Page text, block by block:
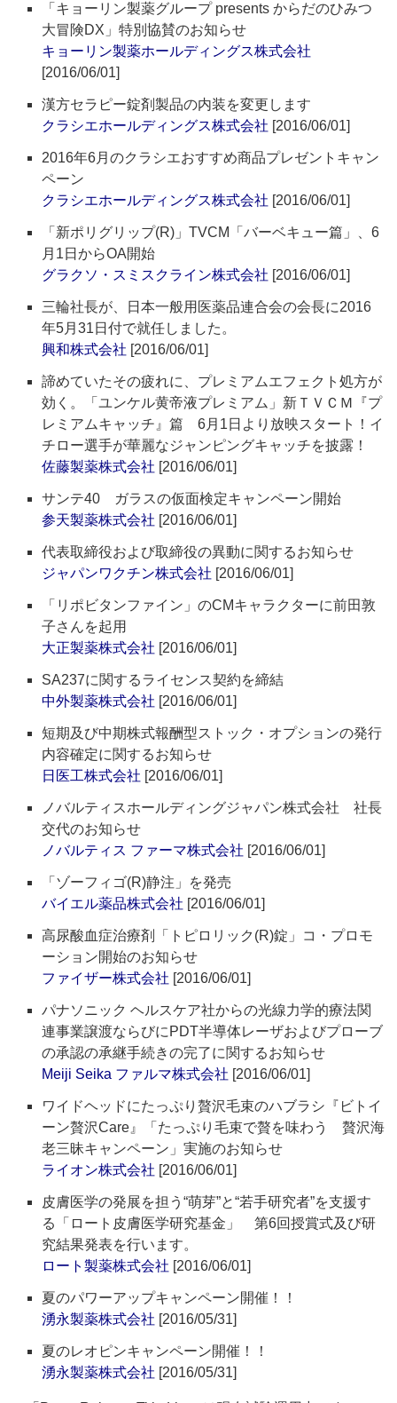
「キョーリン製薬グループ presents からだのひみつ
大冒険DX」特別協賛のお知らせ
キョーリン製薬ホールディングス株式会社
[2016/06/01]
漢方セラピー錠剤製品の内装を変更します
クラシエホールディングス株式会社 [2016/06/01]
2016年6月のクラシエおすすめ商品プレゼントキャン
ペーン
クラシエホールディングス株式会社 [2016/06/01]
「新ポリグリップ(R)」TVCM「バーベキュー篇」、6
月1日からOA開始
グラクソ・スミスクライン株式会社 [2016/06/01]
三輪社長が、日本一般用医薬品連合会の会長に2016
年5月31日付で就任しました。
興和株式会社 [2016/06/01]
諦めていたその疲れに、プレミアムエフェクト処方が
効く。「ユンケル黄帝液プレミアム」新ＴＶＣＭ『プ
レミアムキャッチ』篇 6月1日より放映スタート！イ
チロー選手が華麗なジャンピングキャッチを披露！
佐藤製薬株式会社 [2016/06/01]
サンテ40 ガラスの仮面検定キャンペーン開始
参天製薬株式会社 [2016/06/01]
代表取締役および取締役の異動に関するお知らせ
ジャパンワクチン株式会社 [2016/06/01]
「リポビタンファイン」のCMキャラクターに前田敦
子さんを起用
大正製薬株式会社 [2016/06/01]
SA237に関するライセンス契約を締結
中外製薬株式会社 [2016/06/01]
短期及び中期株式報酬型ストック・オプションの発行
内容確定に関するお知らせ
日医工株式会社 [2016/06/01]
ノバルティスホールディングジャパン株式会社 社長
交代のお知らせ
ノバルティス ファーマ株式会社 [2016/06/01]
「ゾーフィゴ(R)静注」を発売
バイエル薬品株式会社 [2016/06/01]
高尿酸血症治療剤「トピロリック(R)錠」コ・プロモ
ーション開始のお知らせ
ファイザー株式会社 [2016/06/01]
パナソニック ヘルスケア社からの光線力学的療法関
連事業譲渡ならびにPDT半導体レーザおよびプローブ
の承認の承継手続きの完了に関するお知らせ
Meiji Seika ファルマ株式会社 [2016/06/01]
ワイドヘッドにたっぷり贅沢毛束のハブラシ『ビトイ
ーン贅沢Care』「たっぷり毛束で贅を味わう 贅沢海
老三昧キャンペーン」実施のお知らせ
ライオン株式会社 [2016/06/01]
皮膚医学の発展を担う“萌芽”と“若手研究者”を支援す
る「ロート皮膚医学研究基金」 第6回授賞式及び研
究結果発表を行います。
ロート製薬株式会社 [2016/06/01]
夏のパワーアップキャンペーン開催！！
湧永製薬株式会社 [2016/05/31]
夏のレオピンキャンペーン開催！！
湧永製薬株式会社 [2016/05/31]